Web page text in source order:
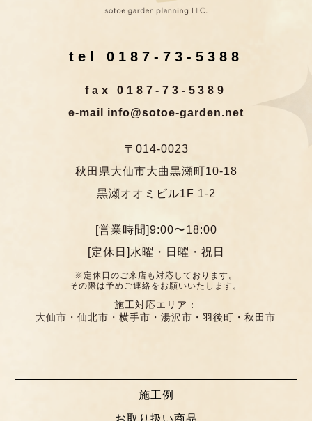
tel 0187-73-5388
fax 0187-73-5389
e-mail info@sotoe-garden.net
〒014-0023
秋田県大仙市大曲黒瀬町10-18
黒瀬オオミビル1F 1-2
[営業時間]9:00〜18:00
[定休日]水曜・日曜・祝日
※定休日のご来店も対応しております。
その際は予めご連絡をお願いいたします。
施工対応エリア：
大仙市・仙北市・横手市・湯沢市・羽後町・秋田市
施工例
お取り扱い商品